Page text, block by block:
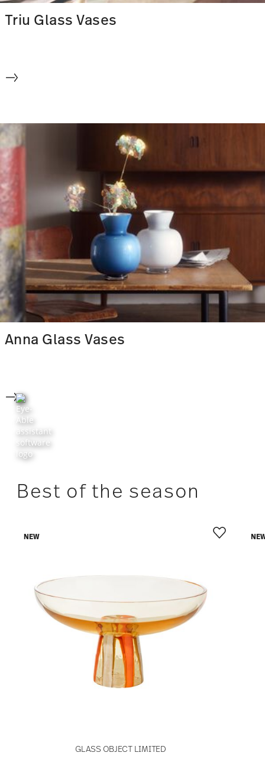
Triu Glass Vases
Anna Glass Vases
Best of the season
GLASS OBJECT LIMITED
NEW